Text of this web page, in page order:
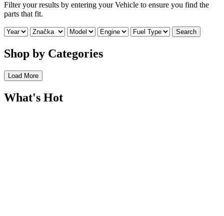
Filter your results by entering your Vehicle to ensure you find the
parts that fit.
Search
Shop by Categories
Load More
What's Hot